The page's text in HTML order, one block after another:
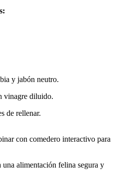
y jabón neutro.
vinagre diluido.
de rellenar.
con comedero interactivo para
una alimentación felina segura y